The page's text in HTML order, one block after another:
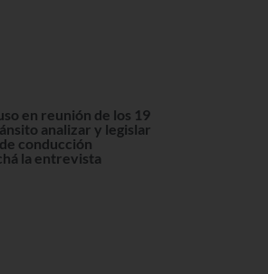
en reunión de los 19
analizar y legislar
conducción
la entrevista